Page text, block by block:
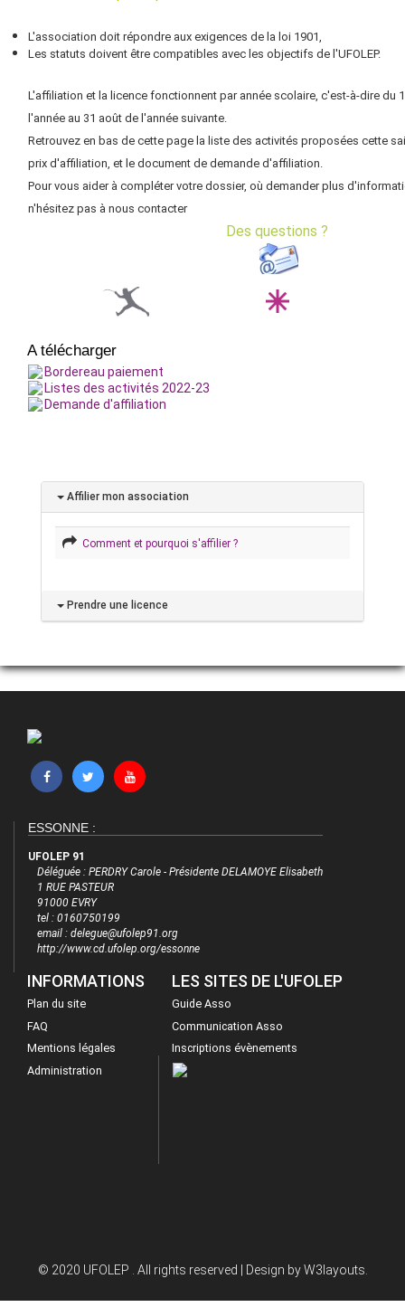
L'association doit répondre aux exigences de la loi 1901,
Les statuts doivent être compatibles avec les objectifs de l'UFOLEP.
L'affiliation et la licence fonctionnent par année scolaire, c'est-à-dire du
l'année au 31 août de l'année suivante.
Retrouvez en bas de cette page la liste des activités proposées cette
prix d'affiliation, et le document de demande d'affiliation.
Pour vous aider à compléter votre dossier, où demander plus
n'hésitez pas à nous contacter
Des questions ?
A télécharger
Bordereau paiement
Listes des activités 2022-23
Demande d'affiliation
Affilier mon association
Comment et pourquoi s'affilier ?
Prendre une licence
ESSONNE :
UFOLEP 91
Déléguée : PERDRY Carole - Présidente DELAMOYE Elisabeth
1 RUE PASTEUR
91000 EVRY
tel : 0160750199
email : delegue@ufolep91.org
http://www.cd.ufolep.org/essonne
INFORMATIONS
Plan du site
FAQ
Mentions légales
Administration
LES SITES DE L'UFOLEP
Guide Asso
Communication Asso
Inscriptions évènements
© 2020 UFOLEP . All rights reserved | Design byW3layouts.